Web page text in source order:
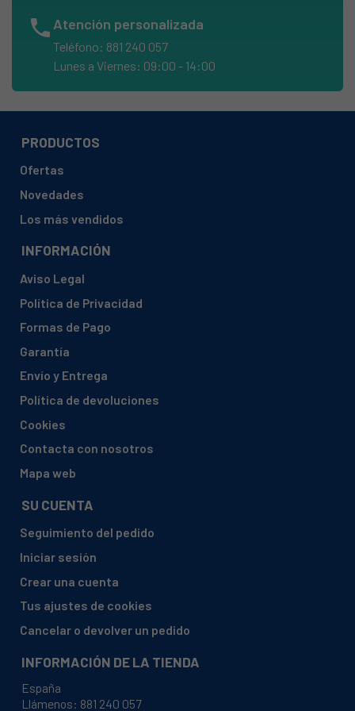
BOSCH, 3TE8294/15
BOSCH, 3TE8294/16
BOSCH, 3TE8294/27
BOSCH, 3TE8294/28
BOSCH, 3TE8294/30
BOSCH, 3TE8294/33
BOSCH, 3TE8294/35
BOSCH, 3TE8295/15
BOSCH, 3TE8295/33
BOSCH, 3TE8295/35
BOSCH, 3TE891Z/12
BOSCH, 3TI8275/15
BOSCH, 3TI8275/22
phone Atención personalizada
Teléfono: 881 240 057
Lunes a Viernes: 09:00 - 14:00
PRODUCTOS
Ofertas
Novedades
Los más vendidos
INFORMACIÓN
Aviso Legal
Política de Privacidad
Formas de Pago
Garantía
Envío y Entrega
Política de devoluciones
Cookies
Contacta con nosotros
Mapa web
SU CUENTA
Seguimiento del pedido
Iniciar sesión
Crear una cuenta
Tus ajustes de cookies
Cancelar o devolver un pedido
INFORMACIÓN DE LA TIENDA
España
Llámenos: 881 240 057